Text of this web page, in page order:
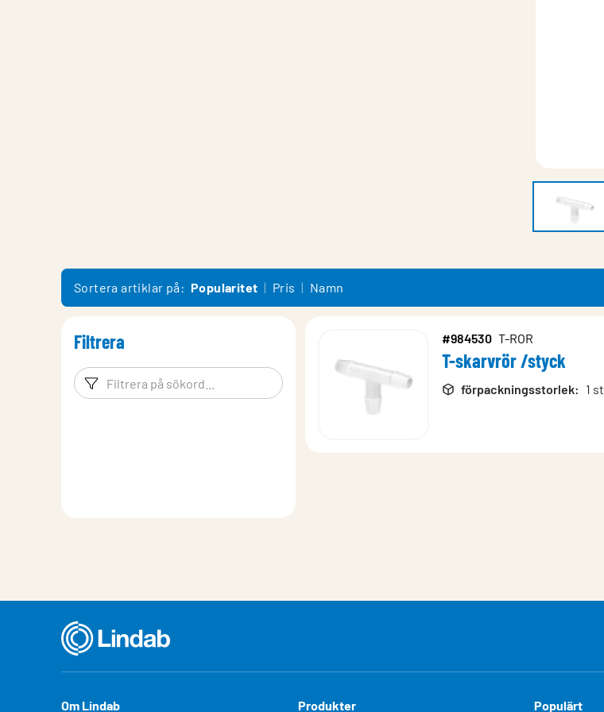
Sortera artiklar på: Popularitet Pris Namn
Filtrera
Filtreringsord Filtrera produkter
#984530 T-ROR
T-skarvrör /styck
förpackningsstorlek: 1 st
Om Lindab Produkter Populärt